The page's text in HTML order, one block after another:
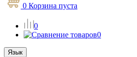
0 Корзина пуста
0
0
Язык